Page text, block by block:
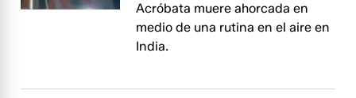
Acróbata muere ahorcada en
medio de una rutina en el aire en
India.